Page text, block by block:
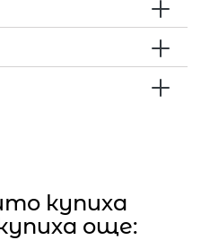
купиха
още: